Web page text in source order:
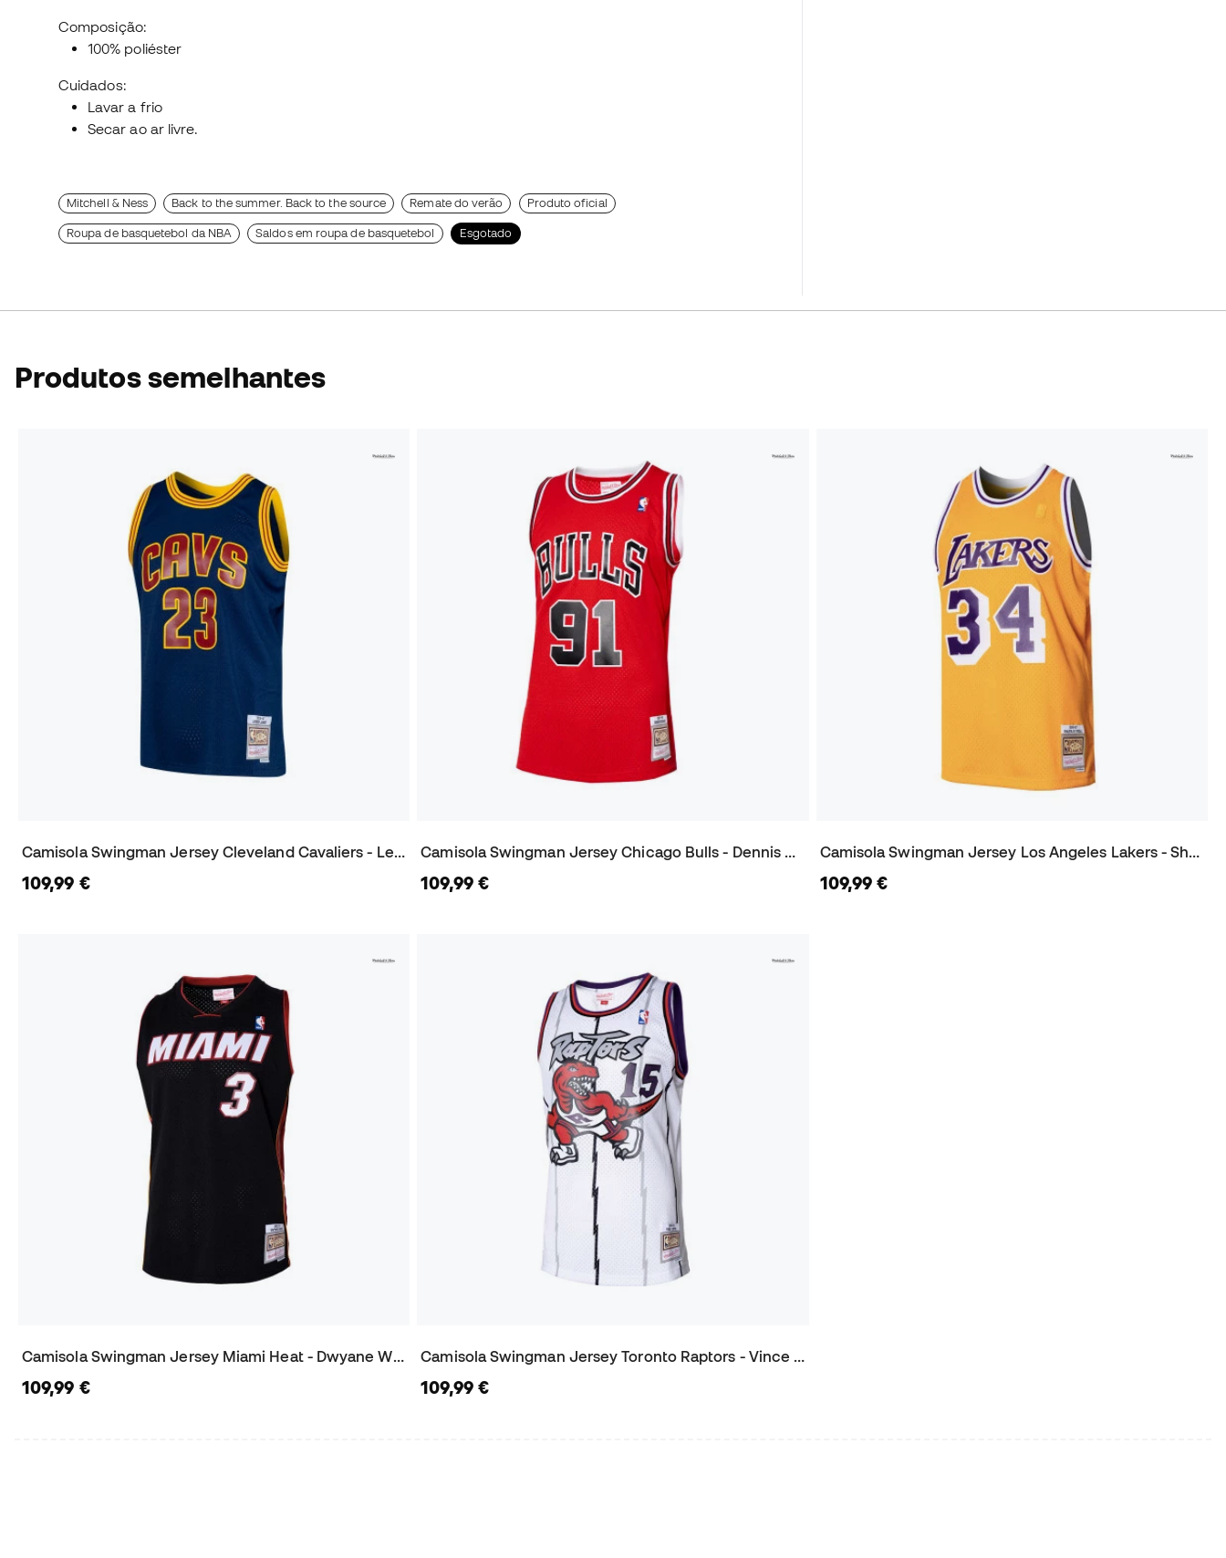
Composição:
100% poliéster
Cuidados:
Lavar a frio
Secar ao ar livre.
Mitchell & Ness Back to the summer. Back to the source Remate do verão Produto oficial
Roupa de basquetebol da NBA Saldos em roupa de basquetebol Esgotado
Produtos semelhantes
Camisola Swingman Jersey Cleveland Cavaliers - Lebron James 2015-16
109,99 €
Camisola Swingman Jersey Chicago Bulls - Dennis Rodman 1997
109,99 €
Camisola Swingman Jersey Los Angeles Lakers - Shaquille ONeal 1996-97
109,99 €
Camisola Swingman Jersey Miami Heat - Dwyane Wade 2012
109,99 €
Camisola Swingman Jersey Toronto Raptors - Vince Carter 1998
109,99 €